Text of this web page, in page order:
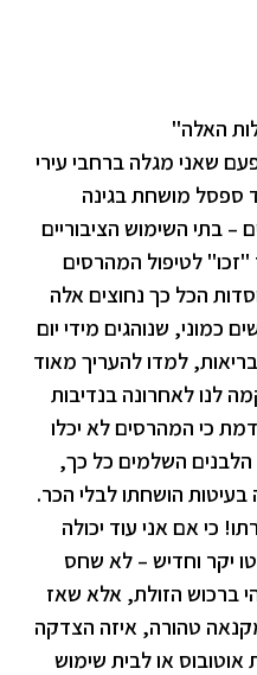
האלה"
שאני מגלה ברחבי עירי
ספסל מושחת בגינה
– בתי השימוש הציבוריים
"זכו" לטיפול המהרסים
הכל כך נחוצים אלה
כמוני, שנוהגים מידי יום
למדו להעריך מאוד
לנו לאחרונה בנדיבות
כי המהרסים לא יכלו
הלבנים השלמים כל כך,
הושחתו לבלי הכר.
כי אם אני עוד יכולה
יקר וחדיש – לא שחס
ברכוש הזולת, אלא שאז
טהורה, איזה הצדקה
או לבית שימוש